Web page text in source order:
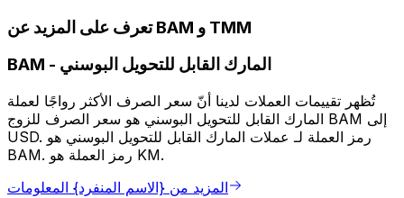
تعرف على المزيد عن BAM و TMM
BAM - المارك القابل للتحويل البوسني
تُظهر تقييمات العملات لدينا أنّ سعر الصرف الأكثر رواجًا لعملة
المارك القابل للتحويل البوسني هو سعر الصرف للزوج BAM إلى
USD. رمز العملة لـ عملات المارك القابل للتحويل البوسني هو
BAM. رمز العملة هو KM.
المزيد من {الاسم المنفرد} المعلومات